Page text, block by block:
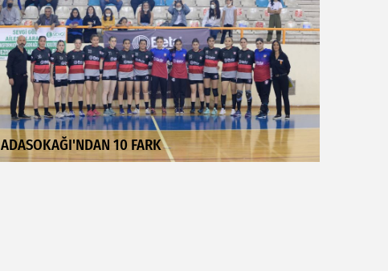
ADASOKAĞI'NDAN 10 FARK